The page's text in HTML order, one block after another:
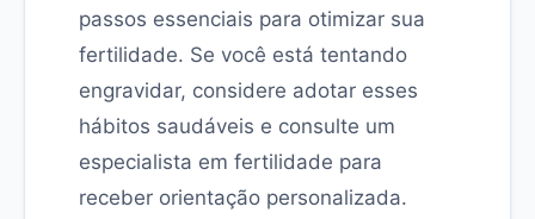
passos essenciais para otimizar sua
fertilidade. Se você está tentando
engravidar, considere adotar esses
hábitos saudáveis e consulte um
especialista em fertilidade para
receber orientação personalizada.